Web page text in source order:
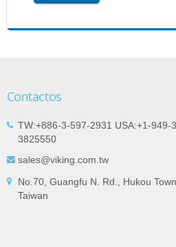
Contactos
TW:+886-3-597-2931 USA:+1-949-
3825550
sales@viking.com.tw
No.70, Guangfu N. Rd., Hukou
Taiwan